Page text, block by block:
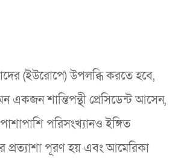
(ইউরোপে) উপলব্ধি করতে হবে,
একজন শান্তিপন্থী প্রেসিডেন্ট আসেন,
পরিসংখ্যানও ইঙ্গিত
প্রত্যাশা পূরণ হয় এবং আমেরিকা